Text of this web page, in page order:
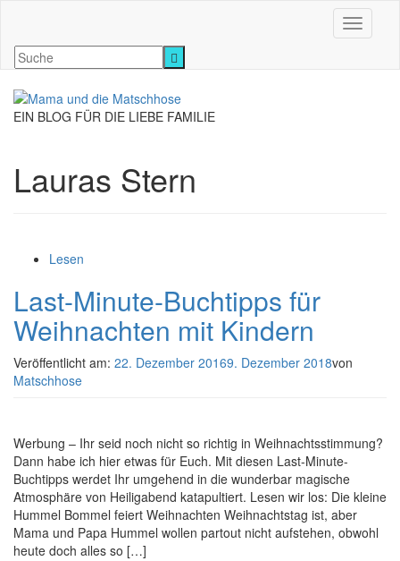
EIN BLOG FÜR DIE LIEBE FAMILIE
Lauras Stern
Lesen
Last-Minute-Buchtipps für
Weihnachten mit Kindern
Veröffentlicht am: 22. Dezember 20169. Dezember 2018von
Matschhose
Werbung – Ihr seid noch nicht so richtig in Weihnachtsstimmung?
Dann habe ich hier etwas für Euch. Mit diesen Last-Minute-
Buchtipps werdet Ihr umgehend in die wunderbar magische
Atmosphäre von Heiligabend katapultiert. Lesen wir los: Die kleine
Hummel Bommel feiert Weihnachten Weihnachtstag ist, aber
Mama und Papa Hummel wollen partout nicht aufstehen, obwohl
heute doch alles so […]